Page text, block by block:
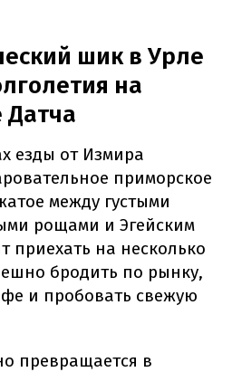
шик в Урле
на
Датча
езды от Измира
приморское
между густыми
рощами и Эгейским
приехать на несколько
бродить по рынку,
и пробовать свежую
превращается в